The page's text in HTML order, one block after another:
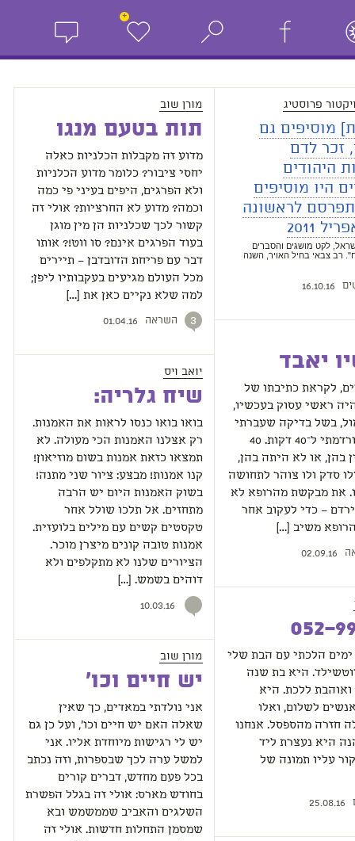
+
פרוסטיג
מוסיפים גם
זכר לדם
היהודים
היו מוסיפים
לראשונה
לקט מושגים והסברים
רב צבאי בחיל האויר, השנה
16.10.16
יאבד
לקראת כתיבתו של
ראשי עסוק בעכשיו,
בשל בדיקה שעברתי
בשלום, הורדמתי ל־40 דקות. 40
בהן, או לא היתה בהן,
סדק ולו צוהר לתחושה
את מבקשת מהרופא לא
– כדי לעקוב אחר
משיב […]
02.09.16
ימים הלכתי עם הבת שלי
היא בת שנה
ואוהבת ללכת. היא
לשלום, ואלו
חזרה מהספסל. אנחנו
היא נעצרת ליד
עליו תמונה של
25.08.16
מורן שוב
תות בטעם מנגו
מדוע זה מקבלות הכלניות כאלה
יחסי ציבור? כלומר מדוע הכלניות
ולא הפרגים, היפים בעיני פי כמה
וכמה? מדוע לא החרציות? אולי זה
קשור לכך שכלניות הן מין מוגן
בעוד הפרגים אינם? סו ווט!? אותו
דבר עם פריחת הדובדבן – תיירים
מכל העולם מגיעים בעקבותיו ליפן;
למה שלא נקיים כאן את […]
3 השראה 01.04.16
יואב ויס
שיח גלריה:
בואו בואו כנסו לראות את האמנות.
רק אצלנו האמנות הכי מעולה. לא
תמצאו כזאת אמנות בשום מוזיאון!
קנו אמנות! מבצע: ציור שני מתנה!
בשוק האמנות היום יש הרבה
מתחזים. אל תלכו שולל אחר
טקסטים קשים עם מילים בלועזית.
אמנות טובה קונים מיצרן מוכר.
הציורים שלנו לא מתקלפים ולא
דוהים בשמש. […]
10.03.16
מורן שוב
יש חיים וכו'
אני נולדתי במאדים, כך שאין
שאלה האם יש חיים וכו', ועל כן גם
יש לי רגישות מיוחדת אליו. אני
למשל ערה לכך שבספרות, וזה נכתב
בכל פעם מחדש, דברים קורים
בחודש מארס: אולי זה בגלל הפשרת
השלגים והאביב שממשמש ובא
שמסמן התחלות חדשות. אולי זה